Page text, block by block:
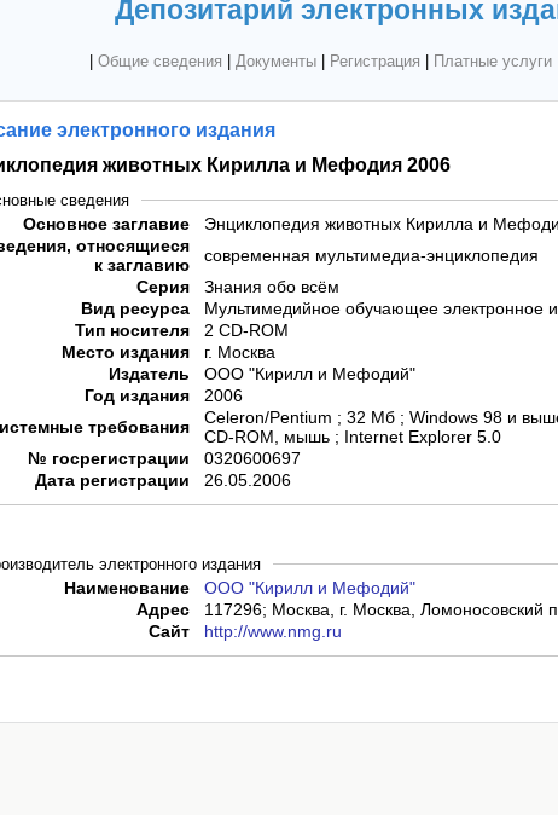
Депозитарий электронных
Общие сведения Документы| Регистрация Платные услуги|
электронного издания
животных Кирилла и Мефодия 2006
сведения
Основное заглавие
Энциклопедия животных Кирилла и
относящиеся
к заглавию
современная мультимедиа-энциклопедия
Серия
Знания обо всём
Вид ресурса
Мультимедийное обучающее электронное
Тип носителя
2 CD-ROM
Место издания
г. Москва
Издатель
ООО "Кирилл и Мефодий"
Год издания
2006
требования
Celeron/Pentium ; 32 Мб ; Windows 98 и
CD-ROM, мышь ; Internet Explorer 5.0
№ госрегистрации
0320600697
Дата регистрации
26.05.2006
электронного издания
Наименование
ООО "Кирилл и Мефодий"
Адрес
117296; Москва, г. Москва, Ломоносовский
Сайт
http://www.nmg.ru